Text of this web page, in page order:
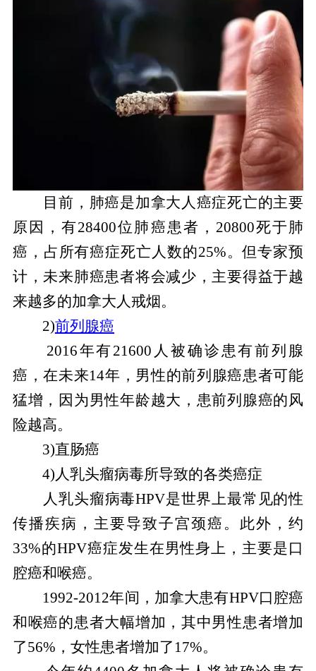
目前，肺癌是加拿大人癌症死亡的主要
原因，有28400位肺癌患者，20800死于肺
癌，占所有癌症死亡人数的25%。但专家预
计，未来肺癌患者将会减少，主要得益于越
来越多的加拿大人戒烟。
2)前列腺癌
2016年有21600人被确诊患有前列腺
癌，在未来14年，男性的前列腺癌患者可能
猛增，因为男性年龄越大，患前列腺癌的风
险越高。
3)直肠癌
4)人乳头瘤病毒所导致的各类癌症
人乳头瘤病毒HPV是世界上最常见的性
传播疾病，主要导致子宫颈癌。此外，约
33%的HPV癌症发生在男性身上，主要是口
腔癌和喉癌。
1992-2012年间，加拿大患有HPV口腔癌
和喉癌的患者大幅增加，其中男性患者增加
了56%，女性患者增加了17%。